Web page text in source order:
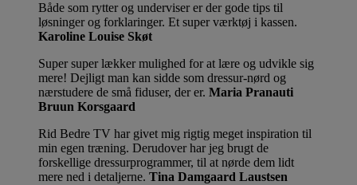
Både som rytter og underviser er der gode tips til
løsninger og forklaringer. Et super værktøj i kassen.
Karoline Louise Skøt
Super super lækker mulighed for at lære og udvikle sig
mere! Dejligt man kan sidde som dressur-nørd og
nærstudere de små fiduser, der er. Maria Pranauti
Bruun Korsgaard
Rid Bedre TV har givet mig rigtig meget inspiration til
min egen træning. Derudover har jeg brugt de
forskellige dressurprogrammer, til at nørde dem lidt
mere ned i detaljerne. Tina Damgaard Laustsen